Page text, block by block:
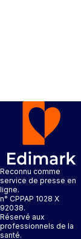
Reconnu comme
service de presse en
ligne.
n° CPPAP 1028 X
92038.
Réservé aux
professionnels de la
santé.